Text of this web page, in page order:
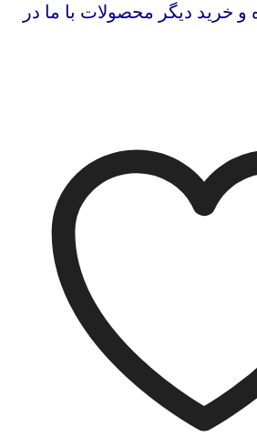
خرید دیگر محصولات با ما در